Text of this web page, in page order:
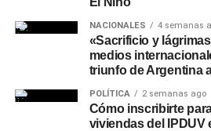
NACIONALES 4 semanas
«Sacrificio y
medios
triunfo de Argentina
POLÍTICA 2 semanas ago
Cómo inscribirte
viviendas del IPDUV